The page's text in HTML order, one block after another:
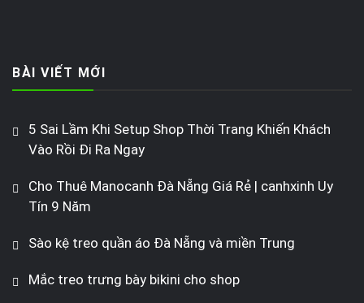
BÀI VIẾT MỚI
5 Sai Lầm Khi Setup Shop Thời Trang Khiến Khách
Vào Rồi Đi Ra Ngay
Cho Thuê Manocanh Đà Nẵng Giá Rẻ | canhxinh Uy
Tín 9 Năm
Sào kệ treo quần áo Đà Nẵng và miền Trung
Mắc treo trưng bày bikini cho shop